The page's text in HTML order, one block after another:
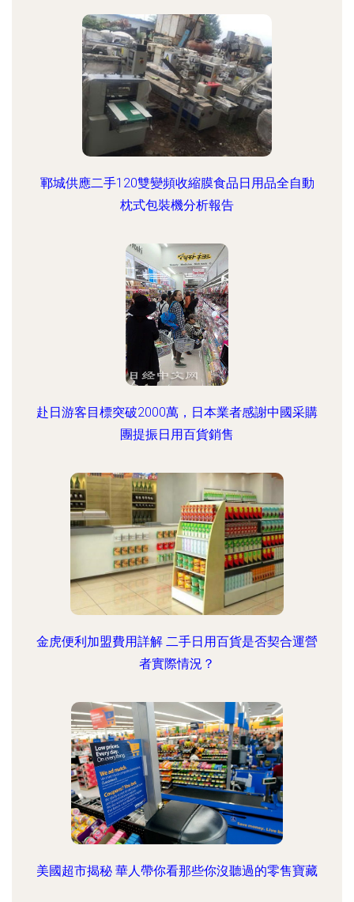
鄆城供應二手120雙變頻收縮膜食品日用品全自動
枕式包裝機分析報告
赴日游客目標突破2000萬，日本業者感謝中國采購
團提振日用百貨銷售
金虎便利加盟費用詳解 二手日用百貨是否契合運營
者實際情況？
美國超市揭秘 華人帶你看那些你沒聽過的零售寶藏